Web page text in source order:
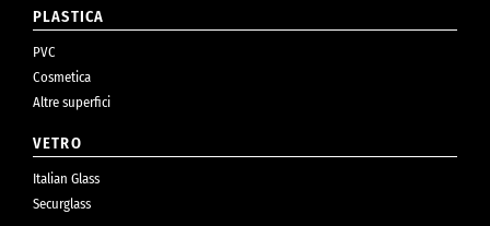
PLASTICA
PVC
Cosmetica
Altre superfici
VETRO
Italian Glass
Securglass